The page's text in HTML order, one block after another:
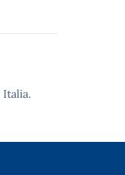
Italia.